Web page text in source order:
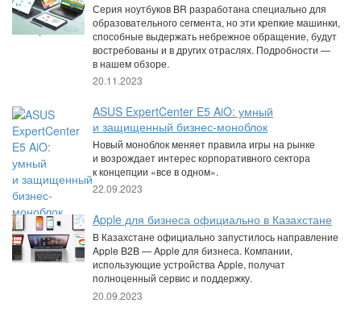
Серия ноутбуков BR разработана специально для
образовательного сегмента, но эти крепкие машинки,
способные выдержать небрежное обращение, будут
востребованы и в других отраслях. Подробности —
в нашем обзоре.
20.11.2023
ASUS ExpertCenter E5 AiO: умный
и защищенный бизнес-моноблок
Новый моноблок меняет правила игры на рынке
и возрождает интерес корпоративного сектора
к концепции «все в одном».
22.09.2023
Apple для бизнеса официально в Казахстане
В Казахстане официально запустилось направление
Apple B2B — Apple для бизнеса. Компании,
использующие устройства Apple, получат
полноценный сервис и поддержку.
20.09.2023